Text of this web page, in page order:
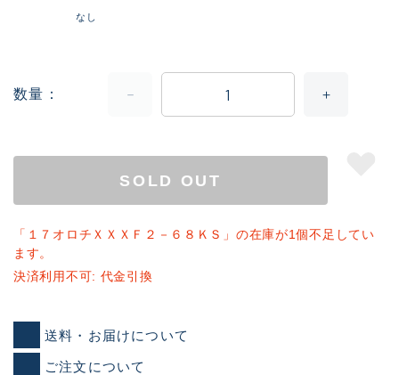
なし
数量
SOLD OUT
「１７オロチＸＸＸＦ２－６８ＫＳ」の在庫が1個不足してい
ます。
決済利用不可: 代金引換
送料・お届けについて
ご注文について